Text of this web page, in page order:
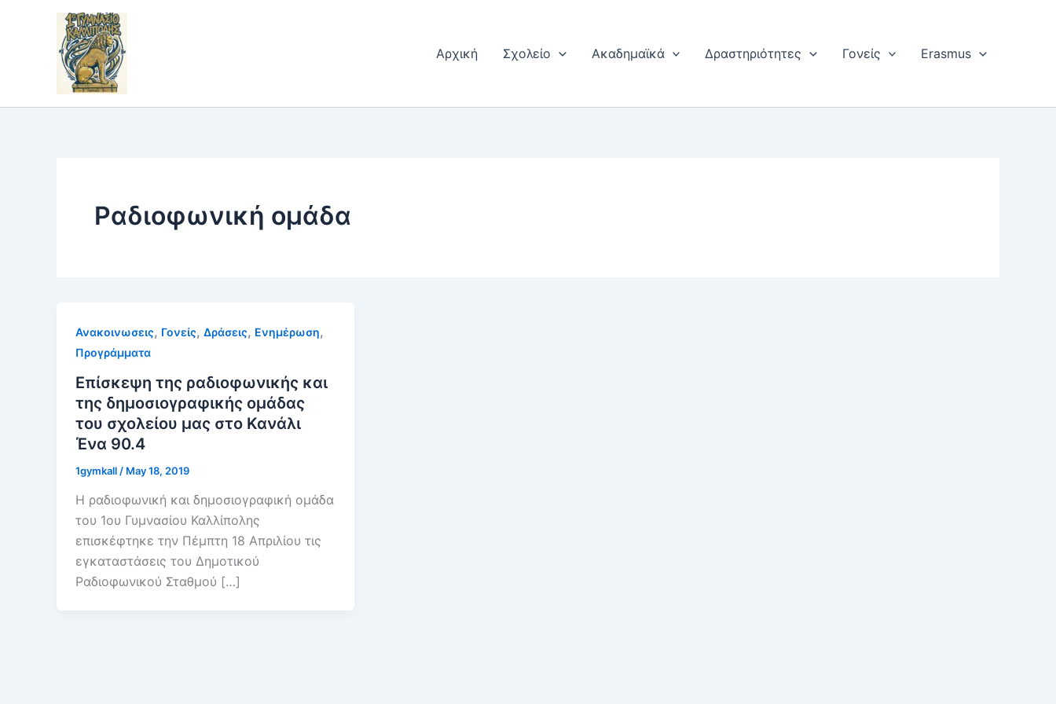
Αρχική Σχολείο Ακαδημαϊκά Δραστηριότητες Γονείς Erasmus
Ραδιοφωνική ομάδα
Ανακοινωσεις, Γονείς, Δράσεις, Ενημέρωση,
Προγράμματα
Επίσκεψη της ραδιοφωνικής και
της δημοσιογραφικής ομάδας
του σχολείου μας στο Κανάλι
Ένα 90.4
1gymkall / May 18, 2019
Η ραδιοφωνική και δημοσιογραφική ομάδα
του 1ου Γυμνασίου Καλλίπολης
επισκέφτηκε την Πέμπτη 18 Απριλίου τις
εγκαταστάσεις του Δημοτικού
Ραδιοφωνικού Σταθμού […]